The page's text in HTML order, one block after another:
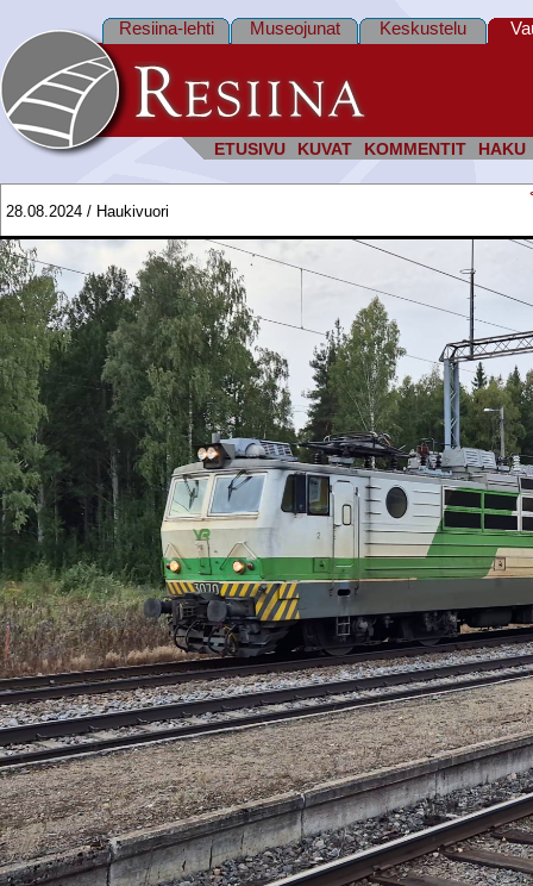
ETUSIVU KUVAT KOMMENTIT HAKU
Resiina-lehti Museojunat Keskustelu
28.08.2024 / Haukivuori